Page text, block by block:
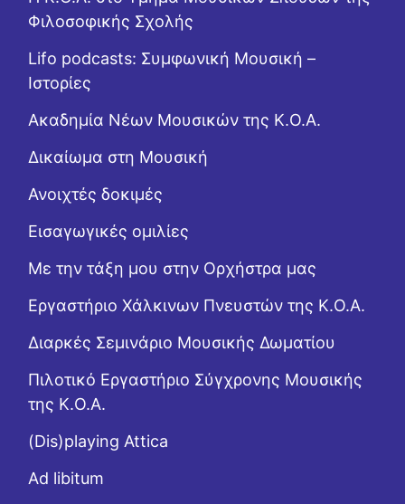
Φιλοσοφικής Σχολής
Lifo podcasts: Συμφωνική Μουσική –
Ιστορίες
Ακαδημία Νέων Μουσικών της Κ.Ο.Α.
Δικαίωμα στη Μουσική
Ανοιχτές δοκιμές
Εισαγωγικές ομιλίες
Με την τάξη μου στην Ορχήστρα μας
Εργαστήριo Χάλκινων Πνευστών της Κ.Ο.Α.
Διαρκές Σεμινάριο Μουσικής Δωματίου
Πιλοτικό Εργαστήριο Σύγχρονης Μουσικής
της Κ.Ο.Α.
(Dis)playing Attica
Ad libitum